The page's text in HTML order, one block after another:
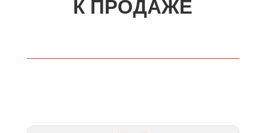
К ПРОДАЖЕ